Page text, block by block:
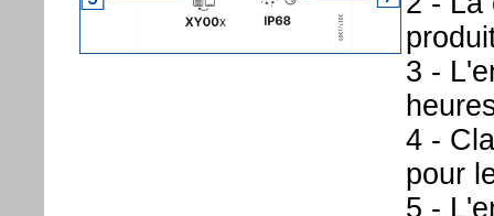
3 -
4 -
pour
5 -